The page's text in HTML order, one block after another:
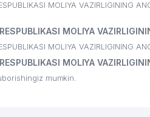
MOLIYA VAZIRLIGINING
MOLIYA
MOLIYA VAZIRLIGINING
MOLIYA
mumkin.